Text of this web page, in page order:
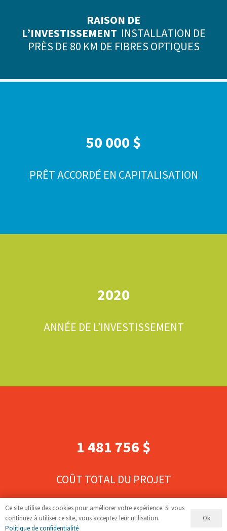
RAISON DE
L’INVESTISSEMENT INSTALLATION DE
PRÈS DE 80 KM DE FIBRES OPTIQUES
50 000 $
PRÊT ACCORDÉ EN CAPITALISATION
2020
ANNÉE DE L’INVESTISSEMENT
1 481 756 $
COÛT TOTAL DU PROJET
Ce site utilise des cookies pour améliorer votre expérience. Si vous
continuez à utiliser ce site, vous acceptez leur utilisation.
Politique de confidentialité
Ok